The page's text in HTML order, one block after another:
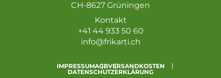
CH-8627 Grüningen
Kontakt
+41 44 933 50 60
info@frikarti.ch
IMPRESSUMAGBVERSANDKOSTEN
DATENSCHUTZERKLÄRUNG